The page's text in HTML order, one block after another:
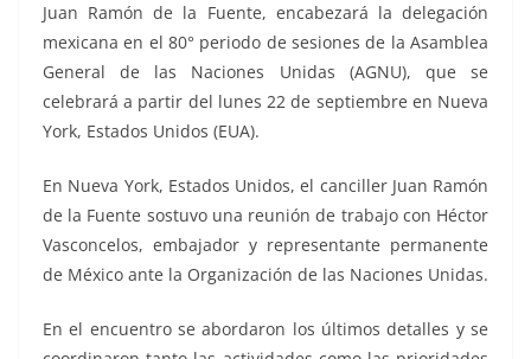
Juan Ramón de la Fuente, encabezará la delegación
mexicana en el 80° periodo de sesiones de la Asamblea
General de las Naciones Unidas (AGNU), que se
celebrará a partir del lunes 22 de septiembre en Nueva
York, Estados Unidos (EUA).
En Nueva York, Estados Unidos, el canciller Juan Ramón
de la Fuente sostuvo una reunión de trabajo con Héctor
Vasconcelos, embajador y representante permanente
de México ante la Organización de las Naciones Unidas.
En el encuentro se abordaron los últimos detalles y se